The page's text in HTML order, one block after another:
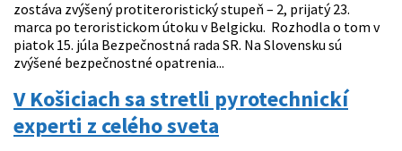
zostáva zvýšený protiteroristický stupeň – 2, prijatý 23.
marca po teroristickom útoku v Belgicku. Rozhodla o tom v
piatok 15. júla Bezpečnostná rada SR. Na Slovensku sú
zvýšené bezpečnostné opatrenia...
V Košiciach sa stretli pyrotechnickí
experti z celého sveta